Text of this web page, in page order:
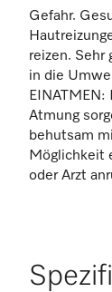
Gefahr.
reizen. Sehr
in die
Atmung
behutsam
Möglichkeit
oder Arzt